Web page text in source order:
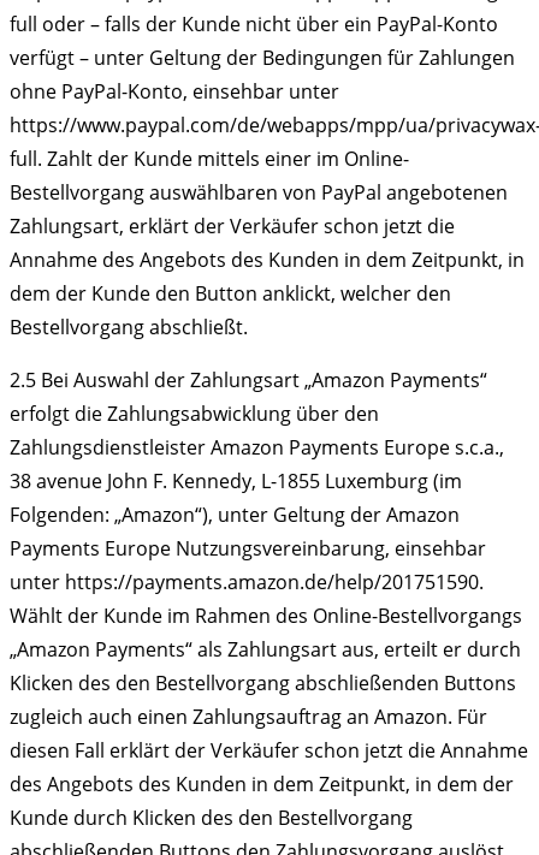
full oder – falls der Kunde nicht über ein PayPal-Konto
verfügt – unter Geltung der Bedingungen für Zahlungen
ohne PayPal-Konto, einsehbar unter
https://www.paypal.com/de/webapps/mpp/ua/
full. Zahlt der Kunde mittels einer im Online-
Bestellvorgang auswählbaren von PayPal angebotenen
Zahlungsart, erklärt der Verkäufer schon jetzt die
Annahme des Angebots des Kunden in dem Zeitpunkt, in
dem der Kunde den Button anklickt, welcher den
Bestellvorgang abschließt.
2.5 Bei Auswahl der Zahlungsart „Amazon Payments“
erfolgt die Zahlungsabwicklung über den
Zahlungsdienstleister Amazon Payments Europe s.c.a.,
38 avenue John F. Kennedy, L-1855 Luxemburg (im
Folgenden: „Amazon“), unter Geltung der Amazon
Payments Europe Nutzungsvereinbarung, einsehbar
unter https://payments.amazon.de/help/201751590.
Wählt der Kunde im Rahmen des Online-Bestellvorgangs
„Amazon Payments“ als Zahlungsart aus, erteilt er durch
Klicken des den Bestellvorgang abschließenden Buttons
zugleich auch einen Zahlungsauftrag an Amazon. Für
diesen Fall erklärt der Verkäufer schon jetzt die Annahme
des Angebots des Kunden in dem Zeitpunkt, in dem der
Kunde durch Klicken des den Bestellvorgang